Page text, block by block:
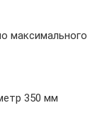
максимального
350 мм